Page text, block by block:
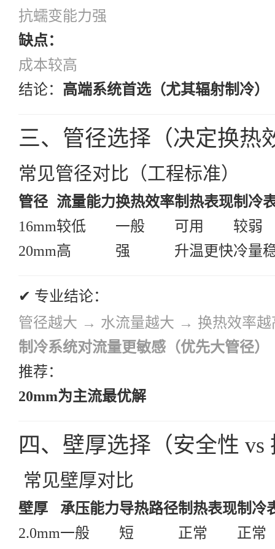
抗蠕变能力强
缺点：
成本较高
结论： 高端系统首选（尤其辐射制冷）
三、管径选择（决定换热
常见管径对比（工程标准）
管径 流量能力换热效率制热表现制冷
16mm较低 一般 可用
较弱
20mm高 强 升温更快冷量
✔ 专业结论：
管径越大 → 水流量越大 → 换热效率越
制冷系统对流量更敏感（优先大管径）
推荐：
20mm为主流最优解
四、壁厚选择（安全性 vs
常见壁厚对比
壁厚 承压能力导热路径制热表现制冷
2.0mm一般 短 正常 正常